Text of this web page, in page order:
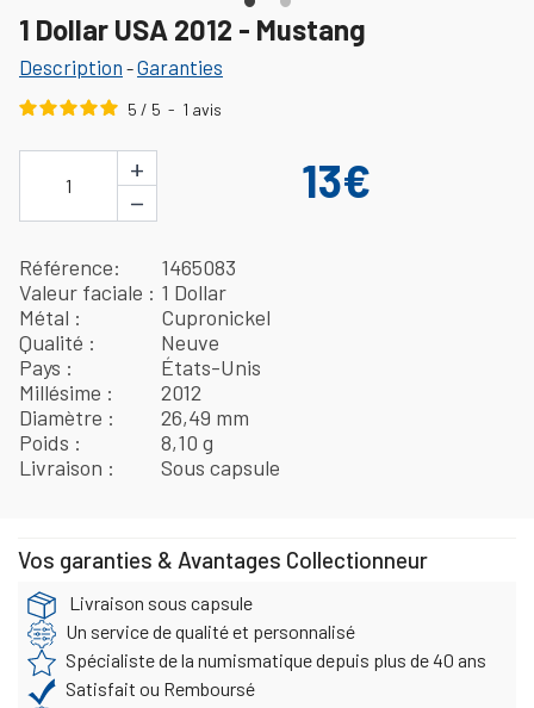
1 Dollar USA 2012 - Mustang
Description -Garanties
5 / 5 - 1 avis
1
+
−
13€
Référence
1465083
Valeur faciale
1 Dollar
Métal
Cupronickel
Qualité
Neuve
Pays
États-Unis
Millésime
2012
Diamètre
26,49 mm
Poids
8,10 g
Livraison
Sous capsule
Vos garanties & Avantages Collectionneur
Livraison sous capsule
Un service de qualité et personnalisé
Spécialiste de la numismatique depuis plus de 40 ans
Satisfait ou Remboursé